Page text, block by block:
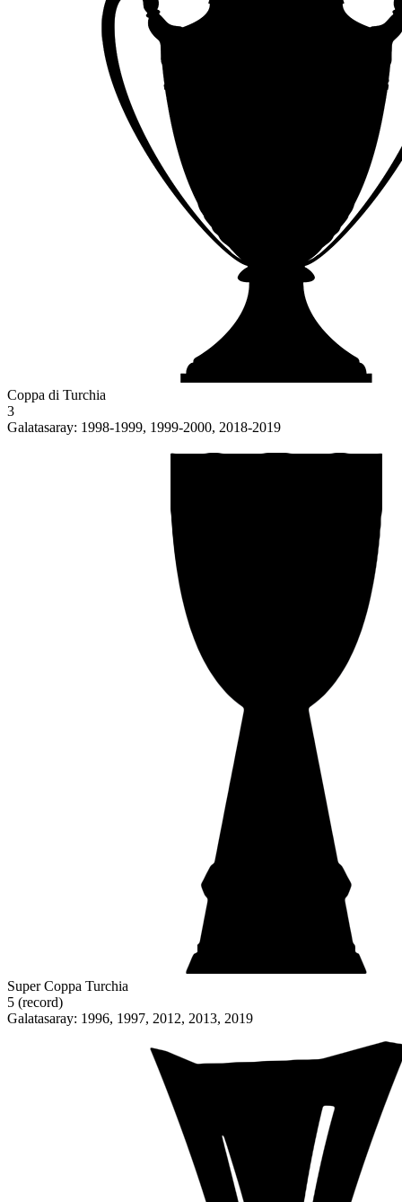
Coppa di Turchia
3
Galatasaray: 1998-1999, 1999-2000, 2018-2019
Super Coppa Turchia
5 (record)
Galatasaray: 1996, 1997, 2012, 2013, 2019